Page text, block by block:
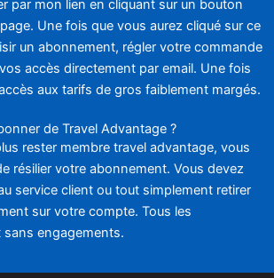
par mon lien en cliquant sur un bouton
Une fois que vous aurez cliqué sur ce
un abonnement, régler votre commande
accès directement par email. Une fois
aux tarifs de gros faiblement margés.
de Travel Advantage ?
rester membre travel advantage, vous
résilier votre abonnement. Vous devez
service client ou tout simplement retirer
sur votre compte. Tous les
engagements.